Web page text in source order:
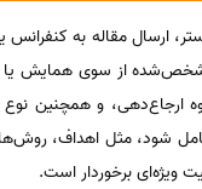
ارسال مقاله به
از سوی همایش یا
ارجاع‌دهی، و همچنین نوع
شود، مثل اهداف،
ویژه‌ای برخوردار است.